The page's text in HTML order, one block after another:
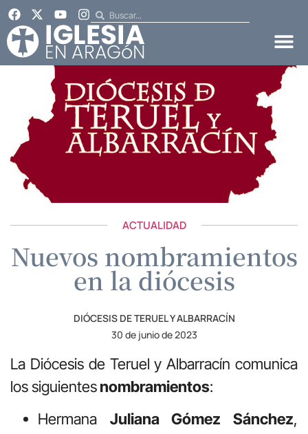
ACTUALIDAD
Nuevos nombramientos
en la diócesis
DIÓCESIS DE TERUEL Y ALBARRACÍN
30 de junio de 2023
La Diócesis de Teruel y Albarracín comunica
los siguientesnombramientos:
Hermana Juliana Gómez Sánchez,